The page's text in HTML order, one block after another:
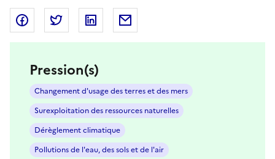
Partager sur Facebook
Partager sur Twitter
Partager sur Linkedin
Pression(s)
Changement d'usage des terres et des mers
Surexploitation des ressources naturelles
Dérèglement climatique
Pollutions de l'eau, des sols et de l'air